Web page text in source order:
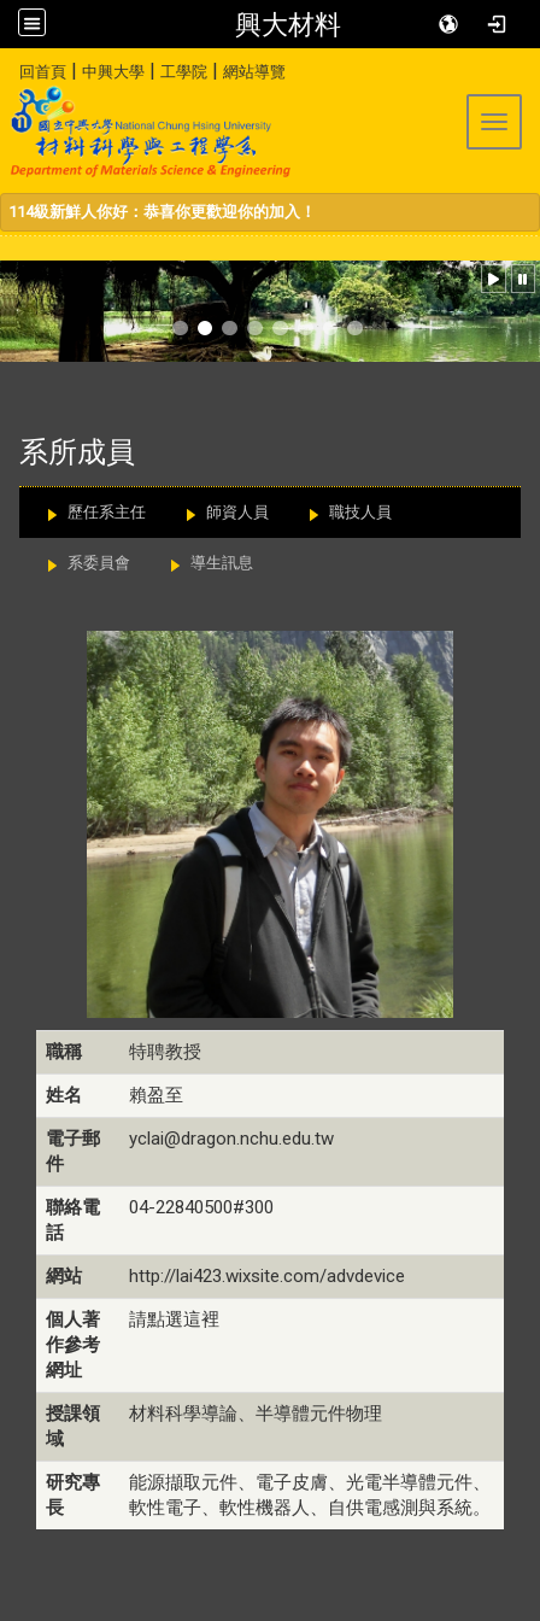
興大材料
回首頁 | 中興大學 | 工學院 | 網站導覽
114級新鮮人你好：恭喜你更歡迎你的加入！
系所成員
歷任系主任 師資人員 職技人員
系委員會 導生訊息
職稱
特聘教授
姓名
賴盈至
電子郵
件
yclai@dragon.nchu.edu.tw
聯絡電
話
04-22840500#300
網站
http://lai423.wixsite.com/advdevice
個人著
作參考
網址
請點選這裡
授課領
域
材料科學導論、半導體元件物理
研究專
長
能源擷取元件、電子皮膚、光電半導體元件、
軟性電子、軟性機器人、自供電感測與系統。